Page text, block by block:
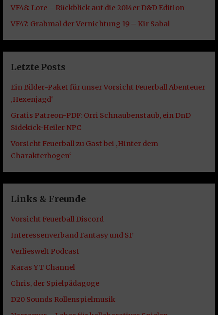
VF48: Lore – Rückblick auf die 2014er D&D Edition
VF47: Grabmal der Vernichtung 19 – Kir Sabal
Letzte Posts
Ein Bilder-Paket für unser Vorsicht Feuerball Abenteuer
‚Hexenjagd‘
Gratis Patreon-PDF: Orri Schnaubenstaub, ein DnD
Sidekick-Heiler NPC
Vorsicht Feuerball zu Gast bei ‚Hinter dem
Charakterbogen‘
Links & Freunde
Vorsicht Feuerball Discord
Interessenverband Fantasy und SF
Verlieswelt Podcast
Karas YT Channel
Chris, der Spielpädagoge
D20 Sounds Rollenspielmusik